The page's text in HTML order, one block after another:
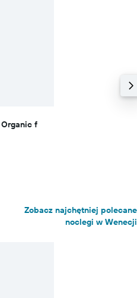
f
Zobacz najchętniej polecane
noclegi w Wenecji